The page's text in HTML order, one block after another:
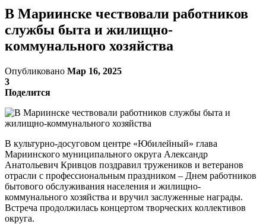
В Мариинске чествовали работников
службы быта и жилищно-
коммунального хозяйства
Опубликовано Мар 16, 2025
3
Поделится
В культурно-досуговом центре «Юбилейный» глава
Мариинского муниципального округа Александр
Анатольевич Кривцов поздравил тружеников и ветеранов
отрасли с профессиональным праздником – Днем работников
бытового обслуживания населения и жилищно-
коммунального хозяйства и вручил заслуженные награды.
Встреча продолжилась концертом творческих коллективов
округа.